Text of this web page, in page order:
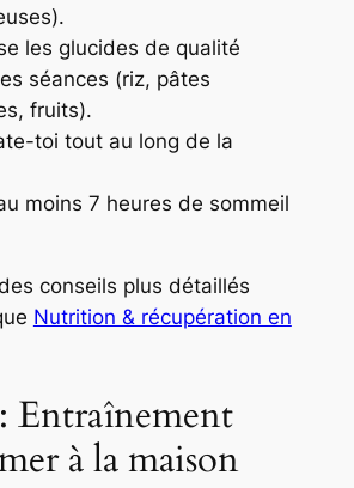
les glucides de qualité
séances (riz, pâtes
fruits).
toi tout au long de la
moins 7 heures de sommeil
conseils plus détaillés
Nutrition & récupération en
Entraînement
à la maison